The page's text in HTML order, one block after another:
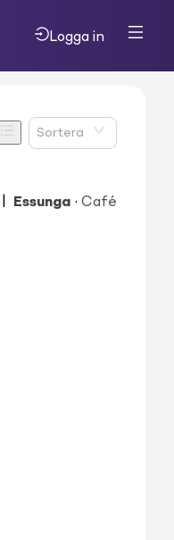
Logga in
Sortera
Essunga · Café